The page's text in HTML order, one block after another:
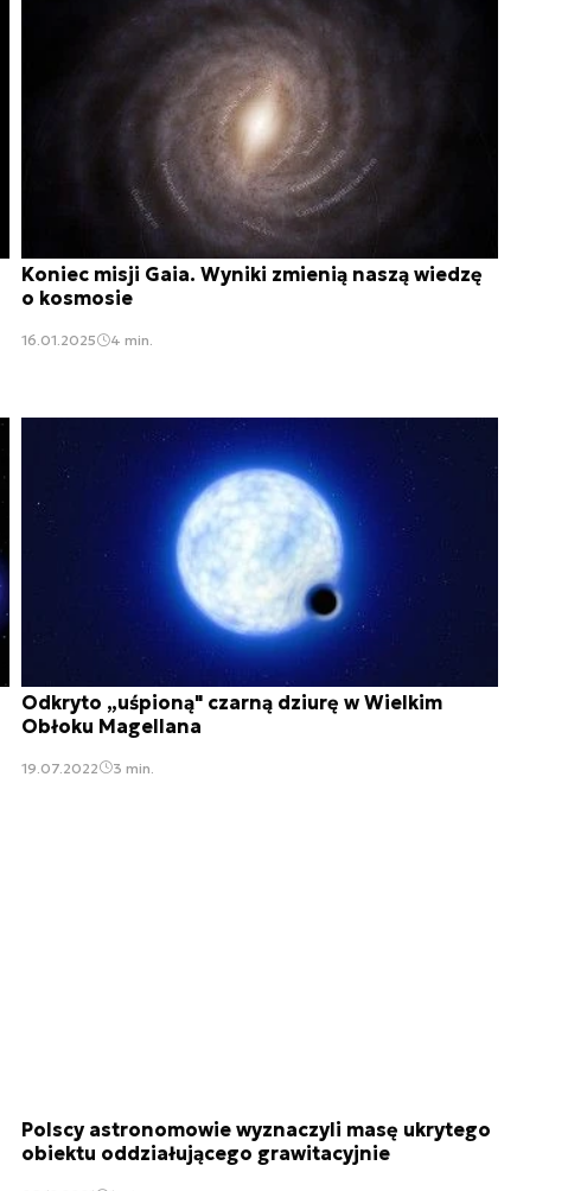
Koniec misji Gaia. Wyniki zmienią naszą wiedzę
o kosmosie
16.01.2025 4 min.
Odkryto „uśpioną" czarną dziurę w Wielkim
Obłoku Magellana
19.07.2022 3 min.
Polscy astronomowie wyznaczyli masę ukrytego
obiektu oddziałującego grawitacyjnie